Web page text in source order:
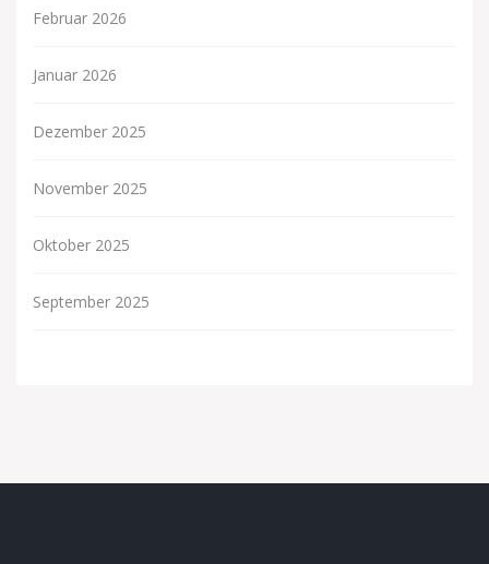
Februar 2026
Januar 2026
Dezember 2025
November 2025
Oktober 2025
September 2025